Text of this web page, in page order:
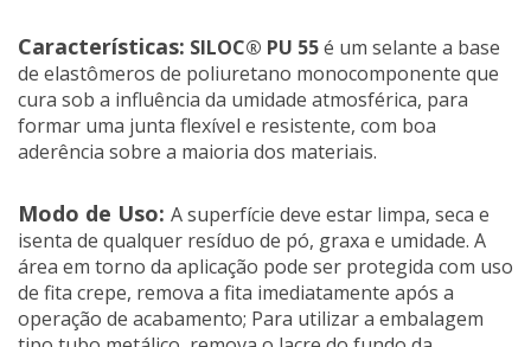
Características: SILOC® PU 55é um selante a base
de elastômeros de poliuretano monocomponente que
cura sob a influência da umidade atmosférica, para
formar uma junta flexível e resistente, com boa
aderência sobre a maioria dos materiais.
Modo de Uso: A superfície deve estar limpa, seca e
isenta de qualquer resíduo de pó, graxa e umidade. A
área em torno da aplicação pode ser protegida com uso
de fita crepe, remova a fita imediatamente após a
operação de acabamento; Para utilizar a embalagem